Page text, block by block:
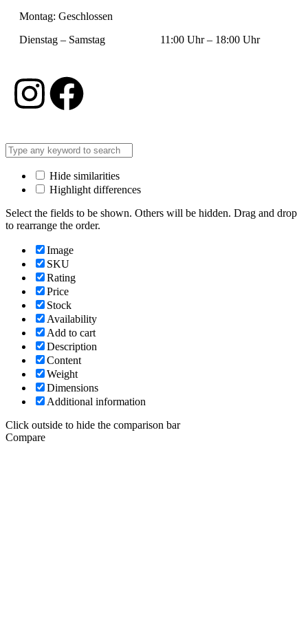
Montag: Geschlossen
Dienstag – Samstag 11:00 Uhr – 18:00 Uhr
Hide similarities
Highlight differences
Select the fields to be shown. Others will be hidden. Drag and drop
to rearrange the order.
Image
SKU
Rating
Price
Stock
Availability
Add to cart
Description
Content
Weight
Dimensions
Additional information
Click outside to hide the comparison bar
Compare